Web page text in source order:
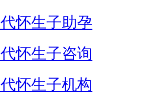
怀生子助孕
怀生子咨询
怀生子机构